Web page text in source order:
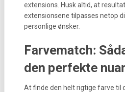
extensions. Husk altid, at
extensionsene tilpasses netop
personlige ønsker.
Farvematch:
den perfekte
At finde den helt rigtige farve til